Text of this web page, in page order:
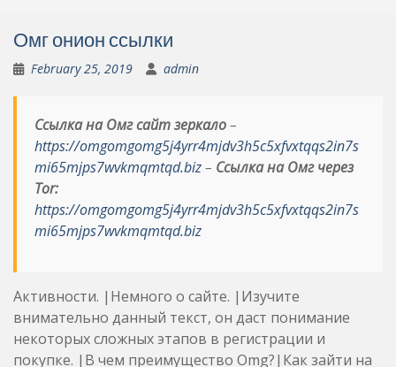
Омг онион ссылки
February 25, 2019 admin
Ссылка на Омг сайт зеркало–
https://omgomgomg5j4yrr4mjdv3h5c5xfvxtqqs2in7s
mi65mjps7wvkmqmtqd.biz– Ссылка на Омг через
Tor:
https://omgomgomg5j4yrr4mjdv3h5c5xfvxtqqs2in7s
mi65mjps7wvkmqmtqd.biz
Активности. |Немного о сайте. |Изучите
внимательно данный текст, он даст понимание
некоторых сложных этапов в регистрации и
покупке. |В чем преимущество Omg?|Как зайти на